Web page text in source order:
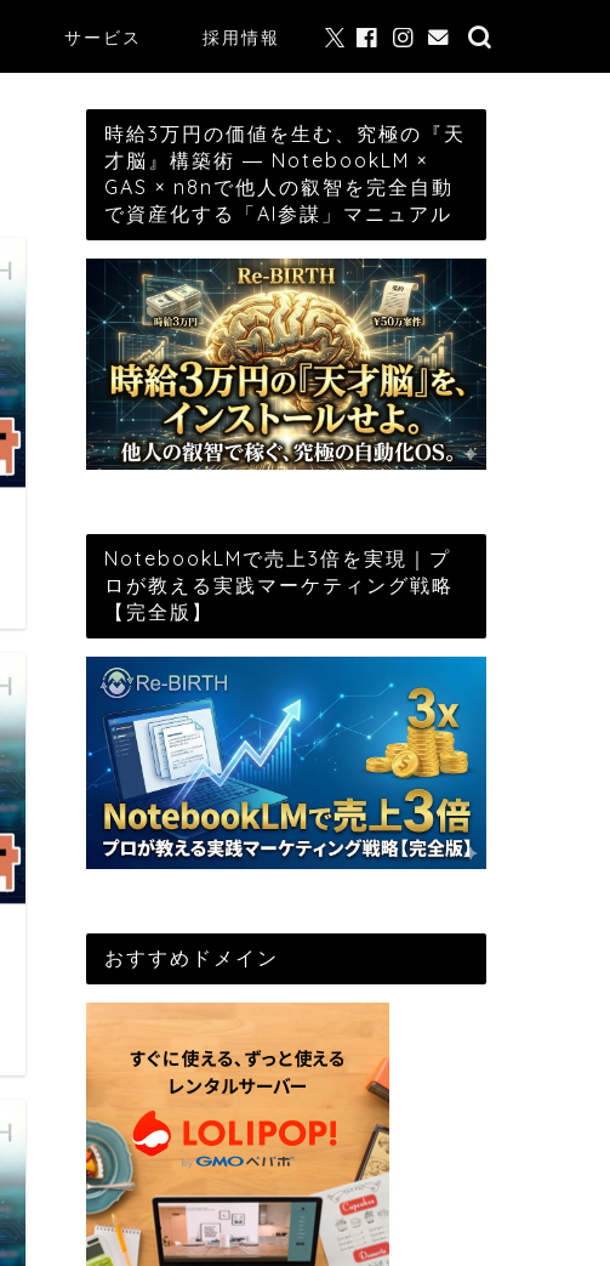
サービス 採用情報
時給3万円の価値を生む、究極の『天
才脳』構築術 ― NotebookLM ×
GAS × n8nで他人の叡智を完全自動
で資産化する「AI参謀」マニュアル
NotebookLMで売上3倍を実現｜プ
ロが教える実践マーケティング戦略
【完全版】
おすすめドメイン